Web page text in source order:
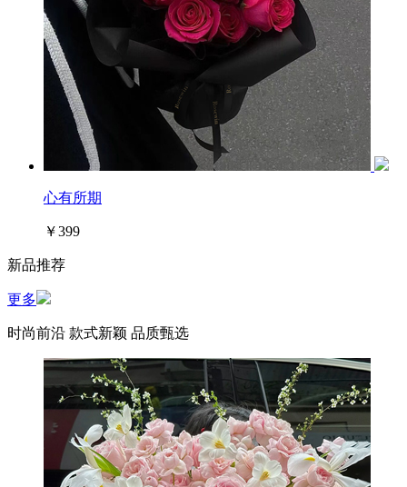
心有所期
￥399
新品推荐
更多
时尚前沿 款式新颖 品质甄选